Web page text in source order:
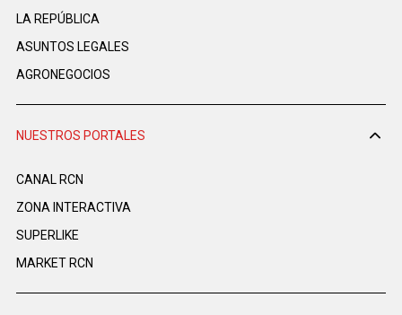
LA REPÚBLICA
ASUNTOS LEGALES
AGRONEGOCIOS
NUESTROS PORTALES
CANAL RCN
ZONA INTERACTIVA
SUPERLIKE
MARKET RCN